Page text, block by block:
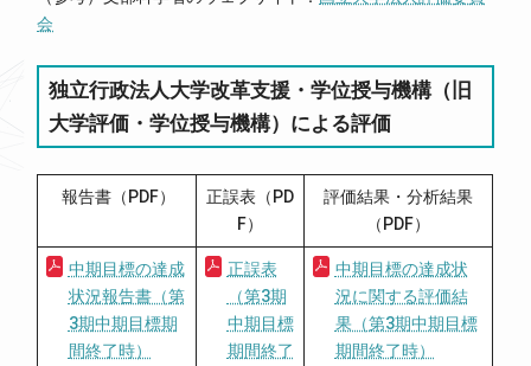
会
独立行政法人大学改革支援・学位授与機構（旧
大学評価・学位授与機構）による評価
報告書（PDF）
正誤表（PD
F）
評価結果・分析結果
（PDF）
中期目標の達成
状況報告書（第
3期中期目標期
間終了時）
正誤表
（第3期
中期目標
期間終了
中期目標の達成状
況に関する評価結
果（第3期中期目標
期間終了時）